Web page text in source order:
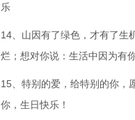
乐
14、山因有了绿色，才有了生
烂；想对你说：生活中因为有
15、特别的爱，给特别的你，
你，生日快乐！